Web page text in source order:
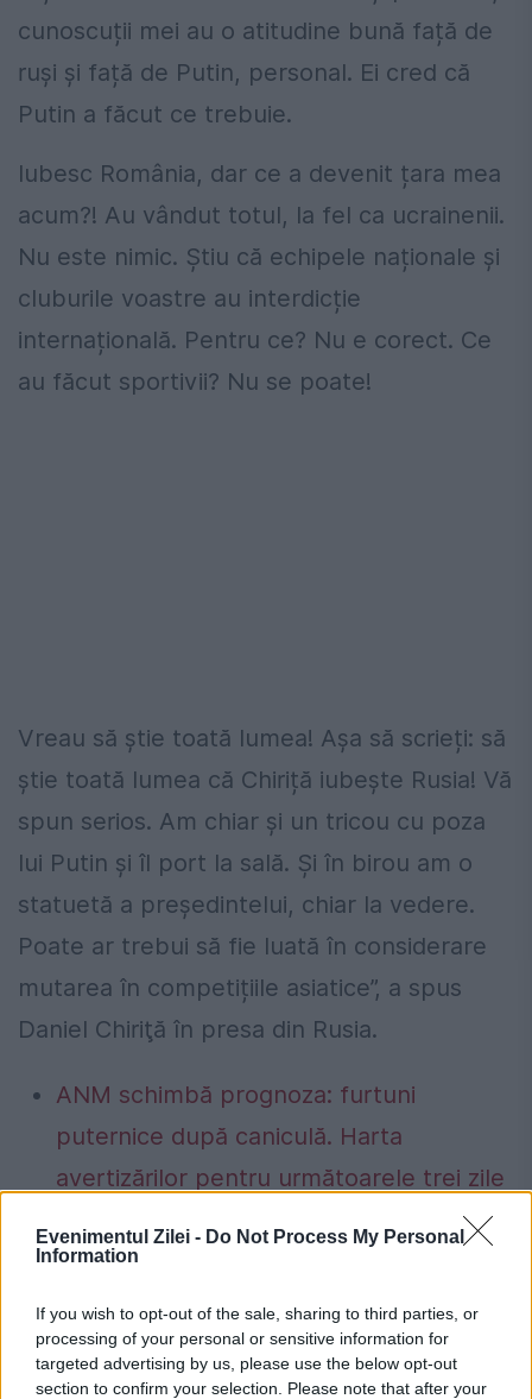
Evenimentul Zilei - Do Not Process My Personal
Information
If you wish to opt-out of the sale, sharing to third parties, or
processing of your personal or sensitive information for
targeted advertising by us, please use the below opt-out
section to confirm your selection. Please note that after your
cunoscuții mei au o atitudine bună față de
ruși și față de Putin, personal. Ei cred că
Putin a făcut ce trebuie.
Iubesc România, dar ce a devenit țara mea
acum?! Au vândut totul, la fel ca ucrainenii.
Nu este nimic. Știu că echipele naționale și
cluburile voastre au interdicție
internațională. Pentru ce? Nu e corect. Ce
au făcut sportivii? Nu se poate!
Vreau să știe toată lumea! Așa să scrieți: să
știe toată lumea că Chiriță iubește Rusia! Vă
spun serios. Am chiar și un tricou cu poza
lui Putin și îl port la sală. Și în birou am o
statuetă a președintelui, chiar la vedere.
Poate ar trebui să fie luată în considerare
mutarea în competițiile asiatice”, a spus
Daniel Chiriţă în presa din Rusia.
ANM schimbă prognoza: furtuni
puternice după caniculă. Harta
avertizărilor pentru următoarele trei zile
2026. Lista stațiilor cu cele mai mici
tarife